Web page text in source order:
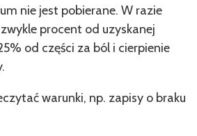
nie jest pobierane. W razie
procent od uzyskanej
od części za ból i cierpienie
warunki, np. zapisy o braku